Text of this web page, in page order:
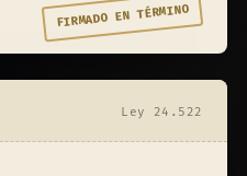
FIRMADO EN TÉRMINO
Ley 24.522